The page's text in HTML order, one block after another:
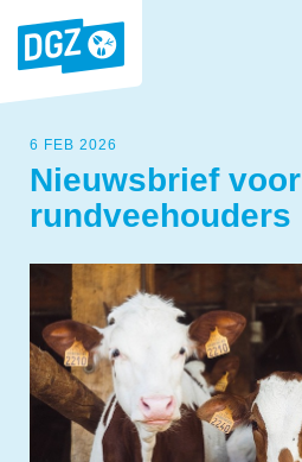
6 FEB 2026
Nieuwsbrief voor
rundveehouders